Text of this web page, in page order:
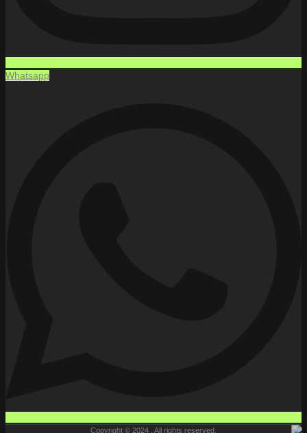
Whatsapp
Copyright © 2024 , All rights reserved.